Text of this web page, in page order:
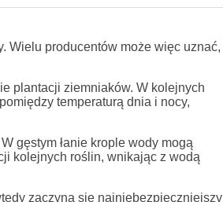
Wielu producentów może więc uznać,
plantacji ziemniaków. W kolejnych
temperaturą dnia i nocy,
gęstym łanie krople wody mogą
kolejnych roślin, wnikając z wodą
zaczyna się najniebezpieczniejszy